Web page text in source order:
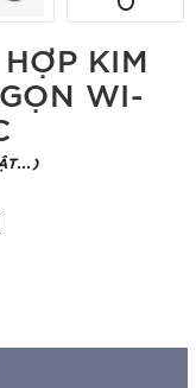
KIM
WI-